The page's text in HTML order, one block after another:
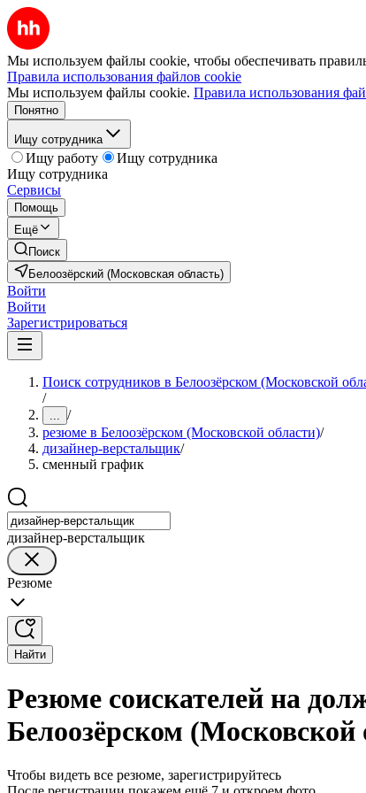
Мы используем файлы cookie, чтобы обеспечивать
Правила использования файлов cookie
Мы используем файлы cookie. Правила использования
Понятно
Ищу сотрудника
Ищу работу
Ищу сотрудника
Ищу сотрудника
Сервисы
Помощь
Ещё
Поиск
Белоозёрский (Московская область)
Войти
Войти
Зарегистрироваться
Поиск сотрудников в Белоозёрском (Московской
/
... /
резюме в Белоозёрском (Московской области)/
дизайнер-верстальщик/
сменный график
дизайнер-верстальщик
Резюме
Найти
Резюме соискателей на
Белоозёрском (Московской
Чтобы видеть все резюме, зарегистрируйтесь